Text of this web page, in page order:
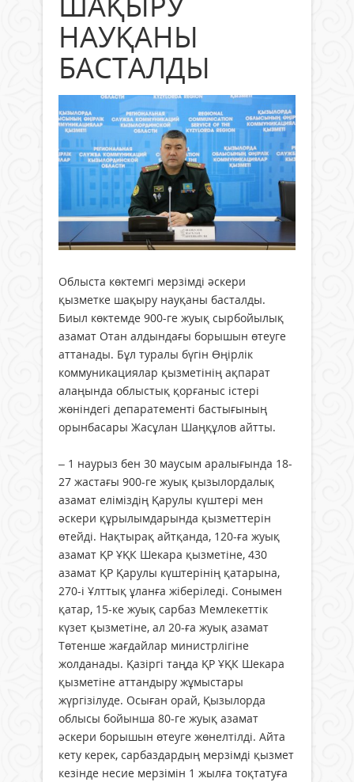
НАУҚАНЫ
БАСТАЛДЫ
Облыста көктемгі мерзімді әскери
қызметке шақыру науқаны басталды.
Биыл көктемде 900-ге жуық сырбойылық
азамат Отан алдындағы борышын өтеуге
аттанады. Бұл туралы бүгін Өңірлік
коммуникациялар қызметінің ақпарат
алаңында облыстық қорғаныс істері
жөніндегі депаратементі бастығының
орынбасары Жасұлан Шаңқұлов айтты.
– 1 наурыз бен 30 маусым аралығында 18-
27 жастағы 900-ге жуық қызылордалық
азамат еліміздің Қарулы күштері мен
әскери құрылымдарында қызметтерін
өтейді. Нақтырақ айтқанда, 120-ға жуық
азамат ҚР ҰҚК Шекара қызметіне, 430
азамат ҚР Қарулы күштерінің қатарына,
270-і Ұлттық ұланға жіберіледі. Сонымен
қатар, 15-ке жуық сарбаз Мемлекеттік
күзет қызметіне, ал 20-ға жуық азамат
Төтенше жағдайлар министрлігіне
жолданады. Қазіргі таңда ҚР ҰҚК Шекара
қызметіне аттандыру жұмыстары
жүргізілуде. Осыған орай, Қызылорда
облысы бойынша 80-ге жуық азамат
әскери борышын өтеуге жөнелтілді. Айта
кету керек, сарбаздардың мерзімді қызмет
кезінде несие мерзімін 1 жылға тоқтатуға